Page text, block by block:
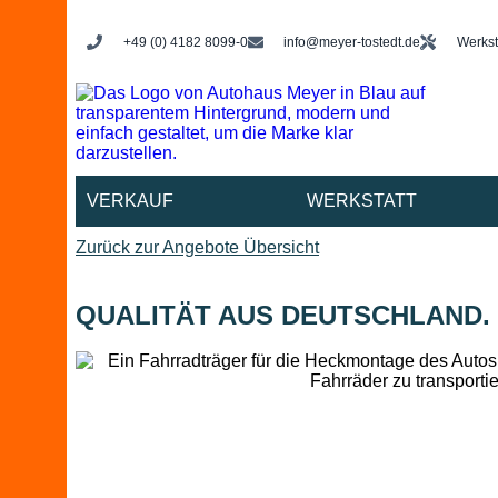
+49 (0) 4182 8099-0 info@meyer-tostedt.de
VERKAUF WERKSTATT
Zurück zur Angebote Übersicht
QUALITÄT AUS DEUTSCHLAND.